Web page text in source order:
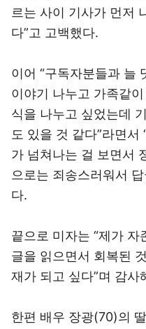
르는 사이 기사가 먼저
다”고 고백했다.
이어 “구독자분들과 늘
이야기 나누고 가족같
식을 나누고 싶었는데
도 있을 것 같다”라면서
가 넘쳐나는 걸 보면서
으로는 죄송스러워서
다.
끝으로 미자는 “제가
글을 읽으면서 회복된
재가 되고 싶다”며 감사
한편 배우 장광(70)의